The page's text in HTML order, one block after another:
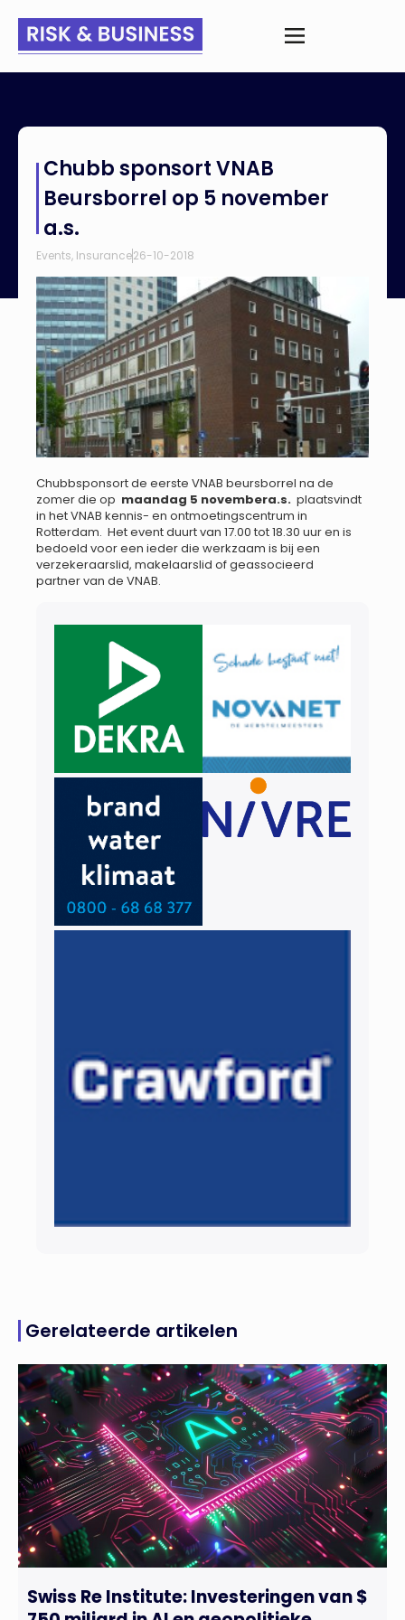
november a.s.
Chubb sponsort VNAB
Beursborrel op 5 november
a.s.
Events, Insurance26-10-2018
Chubbsponsort de eerste VNAB beursborrel na de
zomer die op maandag 5 novembera.s. plaatsvindt
in het VNAB kennis- en ontmoetingscentrum in
Rotterdam. Het event duurt van 17.00 tot 18.30 uur en is
bedoeld voor een ieder die werkzaam is bij een
verzekeraarslid, makelaarslid of geassocieerd
partner van de VNAB.
Gerelateerde artikelen
Swiss Re Institute: Investeringen van $